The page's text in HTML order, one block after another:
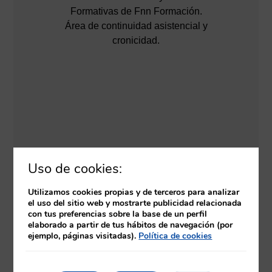
Formativas de Fnn Formación.
Área de continuidad asistencial y
cronicidad.
Uso de cookies:
Utilizamos cookies propias y de terceros para analizar
el uso del sitio web y mostrarte publicidad relacionada
con tus preferencias sobre la base de un perfil
elaborado a partir de tus hábitos de navegación (por
ejemplo, páginas visitadas). Política de cookies